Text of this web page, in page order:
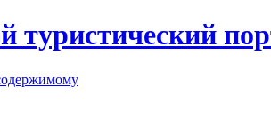
туристический